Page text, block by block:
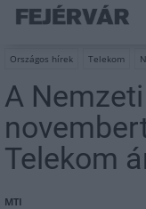
Országos hírek Telekom
A
Telekom
MTI